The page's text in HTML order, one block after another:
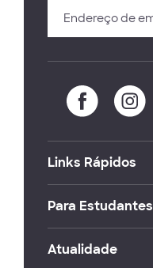
Links Rápidos
Para Estudantes
Atualidade